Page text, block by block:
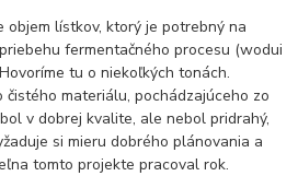
objem lístkov, ktorý je potrebný na
fermentačného procesu (wodui
tu o niekoľkých tonách.
čistého materiálu, pochádzajúceho zo
v dobrej kvalite, ale nebol pridrahý,
si mieru dobrého plánovania a
tomto projekte pracoval rok.